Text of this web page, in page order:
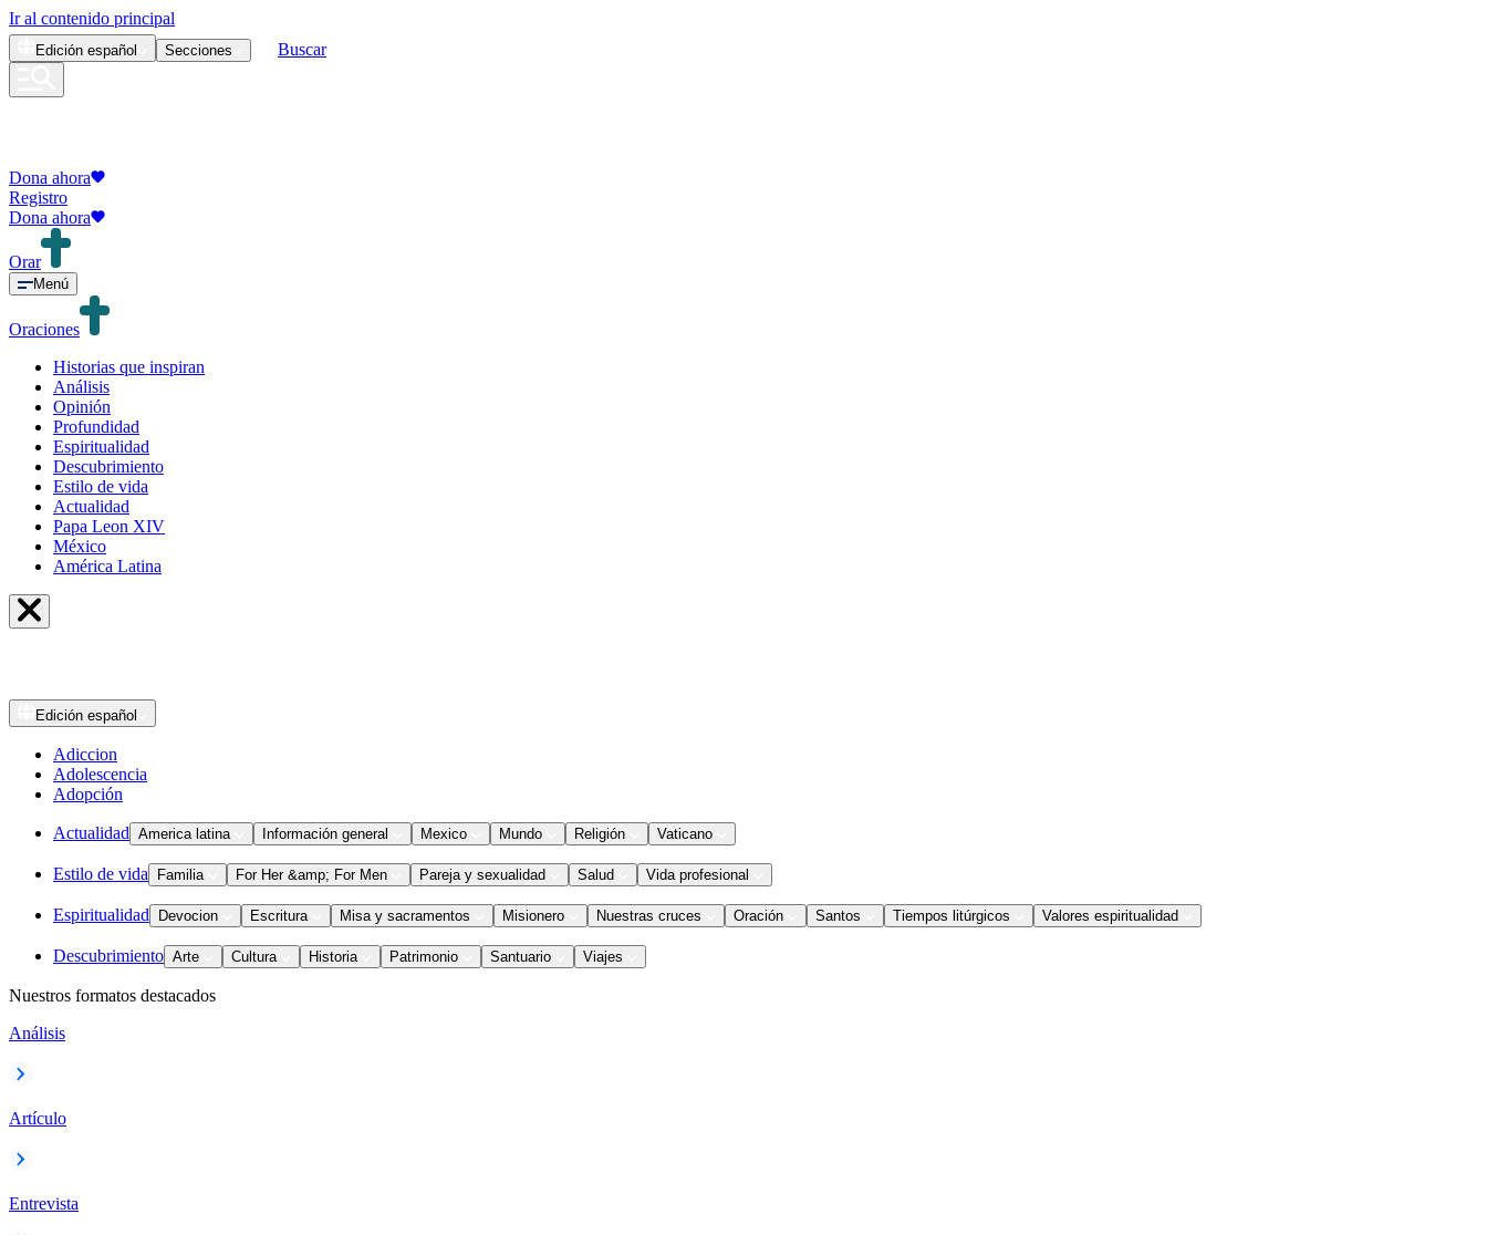
Ir al contenido principal
Edición español Secciones Buscar
Dona ahora
Registro
Dona ahora
Orar
Menú
Oraciones
Historias que inspiran
Análisis
Opinión
Profundidad
Espiritualidad
Descubrimiento
Estilo de vida
Actualidad
Papa Leon XIV
México
América Latina
Edición español
Adiccion
Adolescencia
Adopción
Actualidad America latina Información general Mexico Mundo Religión Vaticano
Estilo de vida Familia For Her &amp; For Men Pareja y sexualidad Salud Vida profesional
Espiritualidad Devocion Escritura Misa y sacramentos Misionero Nuestras cruces Oración Santos Tiempos litúrgicos Valores espiritualidad
Descubrimiento Arte Cultura Historia Patrimonio Santuario Viajes
Nuestros formatos destacados
Análisis
Artículo
Entrevista